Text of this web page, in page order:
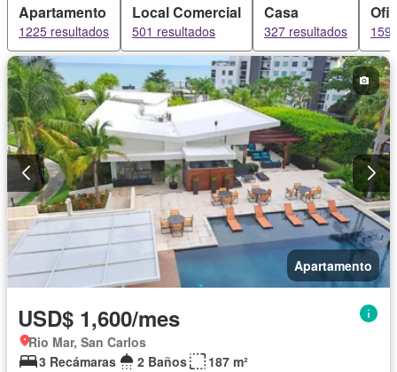
Apartamento
1225 resultados
Local Comercial
501 resultados
Casa
327 resultados 159
Apartamento
USD$ 1,600/mes
Rio Mar, San Carlos
3 Recámaras
2 Baños
187 m²